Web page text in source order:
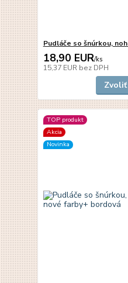
Pudláče so šnúrkou,
18,90 EUR/ks
15,37 EUR bez DPH
TOP produkt
Akcia
Novinka